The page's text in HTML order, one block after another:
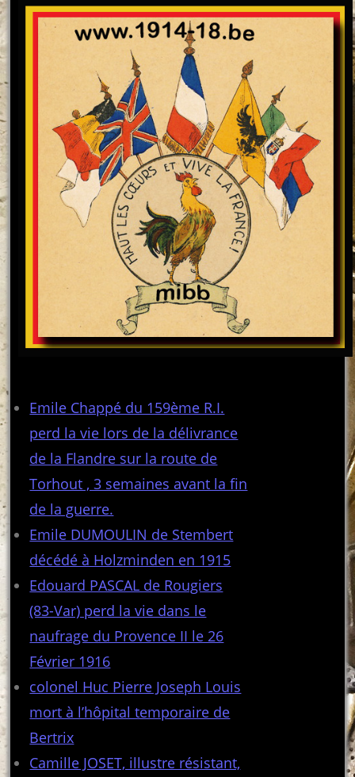
Emile Chappé du 159ème R.I.
perd la vie lors de la délivrance
de la Flandre sur la route de
Torhout , 3 semaines avant la fin
de la guerre.
Emile DUMOULIN de Stembert
décédé à Holzminden en 1915
Edouard PASCAL de Rougiers
(83-Var) perd la vie dans le
naufrage du Provence II le 26
Février 1916
colonel Huc Pierre Joseph Louis
mort à l’hôpital temporaire de
Bertrix
Camille JOSET, illustre résistant,